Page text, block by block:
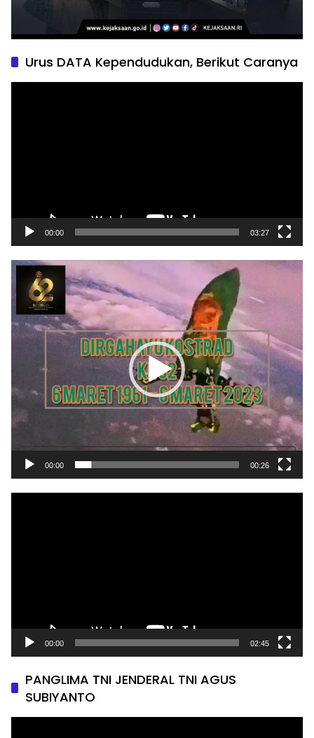
Urus DATA Kependudukan, Berikut Caranya
00:00 03:27
Pemutar
Video
00:00 00:26
00:00 02:45
PANGLIMA TNI JENDERAL TNI AGUS
SUBIYANTO